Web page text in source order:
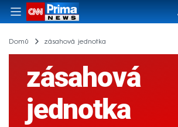
Domů zásahová jednotka
zásahová
jednotka